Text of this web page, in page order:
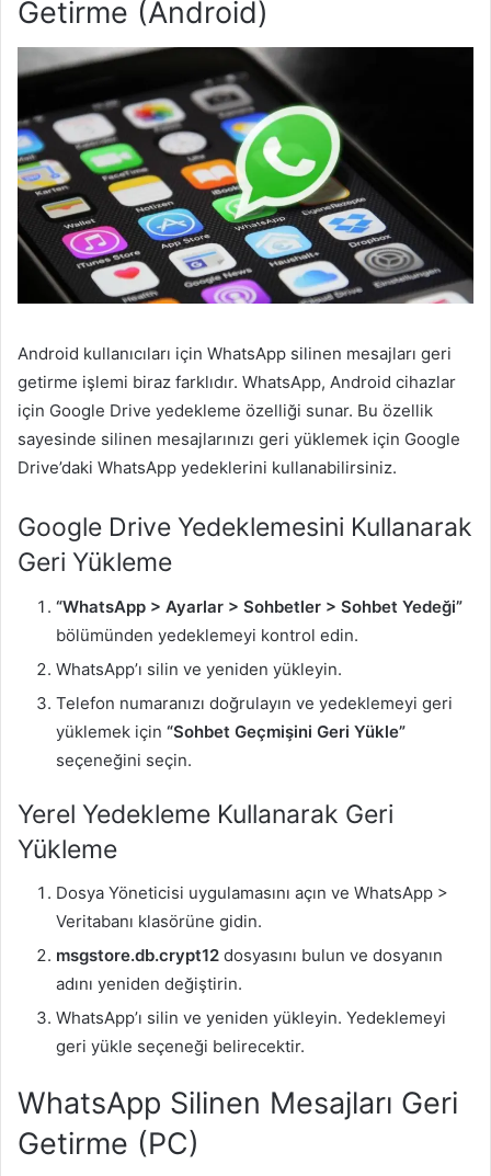
Getirme (Android)
Android kullanıcıları için WhatsApp silinen mesajları geri
getirme işlemi biraz farklıdır. WhatsApp, Android cihazlar
için Google Drive yedekleme özelliği sunar. Bu özellik
sayesinde silinen mesajlarınızı geri yüklemek için Google
Drive’daki WhatsApp yedeklerini kullanabilirsiniz.
Google Drive Yedeklemesini Kullanarak
Geri Yükleme
“WhatsApp > Ayarlar > Sohbetler > Sohbet Yedeği”
bölümünden yedeklemeyi kontrol edin.
WhatsApp’ı silin ve yeniden yükleyin.
Telefon numaranızı doğrulayın ve yedeklemeyi geri
yüklemek için “Sohbet Geçmişini Geri Yükle”
seçeneğini seçin.
Yerel Yedekleme Kullanarak Geri
Yükleme
Dosya Yöneticisi uygulamasını açın ve WhatsApp >
Veritabanı klasörüne gidin.
msgstore.db.crypt12 dosyasını bulun ve dosyanın
adını yeniden değiştirin.
WhatsApp’ı silin ve yeniden yükleyin. Yedeklemeyi
geri yükle seçeneği belirecektir.
WhatsApp Silinen Mesajları Geri
Getirme (PC)